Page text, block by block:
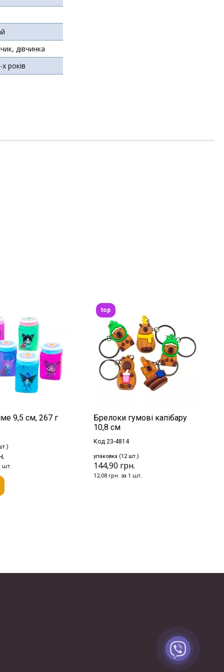
дівчинка
х років
9,5 см, 267 г
шт.
Брелоки гумові капібару
10,8 см
Код 23-4814
упаковка (12 шт.)
144,90 грн.
12,08 грн. за 1 шт.
top